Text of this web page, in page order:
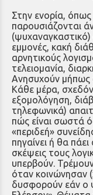
Στην ενορία, όπως
παρουσιάζονται
εμμονές, κακή
αρνητικούς
τελειομανία,
Ανησυχούν μήπως
Κάθε μέρα,
εξομολόγηση,
τηλεφωνικά)
πώς είναι σωστά
«περιδεή»
πηγαίνει ή θα
σκέψεις τους
υπερβούν.
όταν κοινώνησαν
δυσφορούν εάν ο